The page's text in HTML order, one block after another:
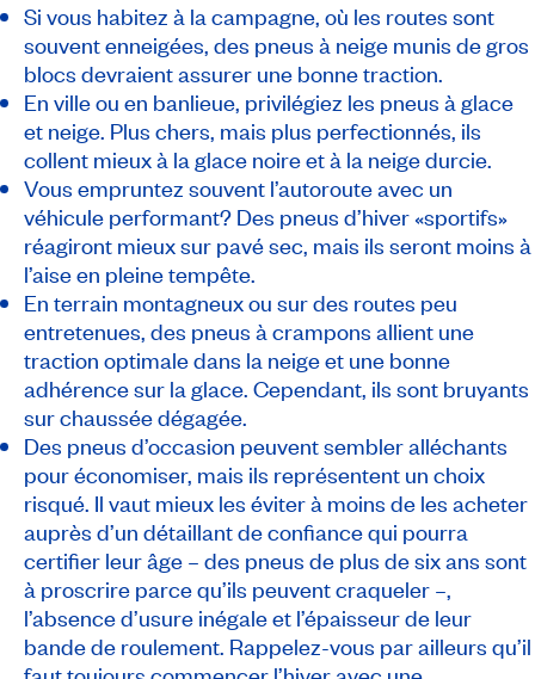
Si vous habitez à la campagne, où les routes sont
souvent enneigées, des pneus à neige munis de gros
blocs devraient assurer une bonne traction.
En ville ou en banlieue, privilégiez les pneus à glace
et neige. Plus chers, mais plus perfectionnés, ils
collent mieux à la glace noire et à la neige durcie.
Vous empruntez souvent l’autoroute avec un
véhicule performant? Des pneus d’hiver «sportifs»
réagiront mieux sur pavé sec, mais ils seront moins à
l’aise en pleine tempête.
En terrain montagneux ou sur des routes peu
entretenues, des pneus à crampons allient une
traction optimale dans la neige et une bonne
adhérence sur la glace. Cependant, ils sont bruyants
sur chaussée dégagée.
Des pneus d’occasion peuvent sembler alléchants
pour économiser, mais ils représentent un choix
risqué. Il vaut mieux les éviter à moins de les acheter
auprès d’un détaillant de confiance qui pourra
certifier leur âge – des pneus de plus de six ans sont
à proscrire parce qu’ils peuvent craqueler –,
l’absence d’usure inégale et l’épaisseur de leur
bande de roulement. Rappelez-vous par ailleurs qu’il